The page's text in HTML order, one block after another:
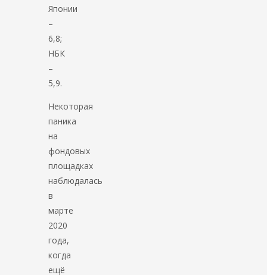
Японии
–
6,8;
НБК
–
5,9.
Некоторая
паника
на
фондовых
площадках
наблюдалась
в
марте
2020
года,
когда
ещё